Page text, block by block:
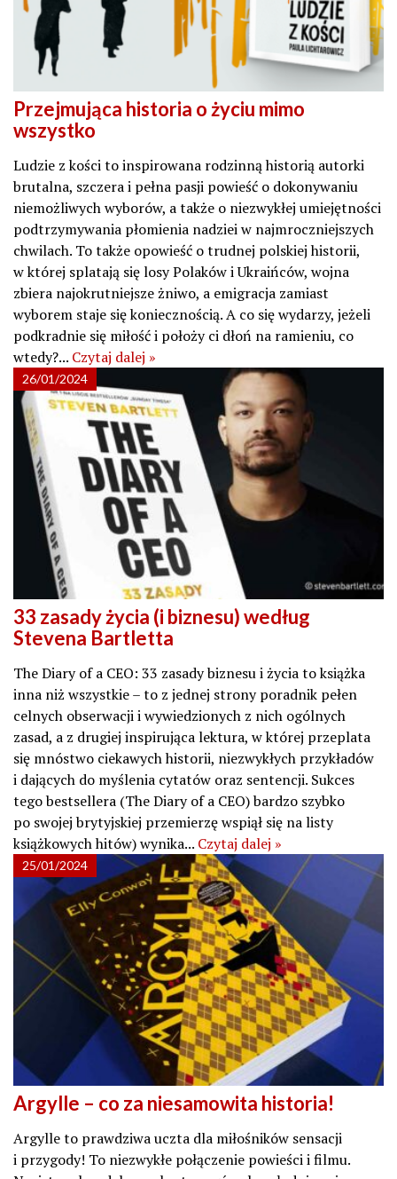
Przejmująca historia o życiu mimo
wszystko
Ludzie z kości to inspirowana rodzinną historią autorki
brutalna, szczera i pełna pasji powieść o dokonywaniu
niemożliwych wyborów, a także o niezwykłej umiejętności
podtrzymywania płomienia nadziei w najmroczniejszych
chwilach. To także opowieść o trudnej polskiej historii,
w której splatają się losy Polaków i Ukraińców, wojna
zbiera najokrutniejsze żniwo, a emigracja zamiast
wyborem staje się koniecznością. A co się wydarzy, jeżeli
podkradnie się miłość i położy ci dłoń na ramieniu, co
wtedy?... Czytaj dalej »
26/01/2024
33 zasady życia (i biznesu) według
Stevena Bartletta
The Diary of a CEO: 33 zasady biznesu i życia to książka
inna niż wszystkie – to z jednej strony poradnik pełen
celnych obserwacji i wywiedzionych z nich ogólnych
zasad, a z drugiej inspirująca lektura, w której przeplata
się mnóstwo ciekawych historii, niezwykłych przykładów
i dających do myślenia cytatów oraz sentencji. Sukces
tego bestsellera (The Diary of a CEO) bardzo szybko
po swojej brytyjskiej przemierzę wspiął się na listy
książkowych hitów) wynika... Czytaj dalej »
25/01/2024
Argylle – co za niesamowita historia!
Argylle to prawdziwa uczta dla miłośników sensacji
i przygody! To niezwykłe połączenie powieści i filmu.